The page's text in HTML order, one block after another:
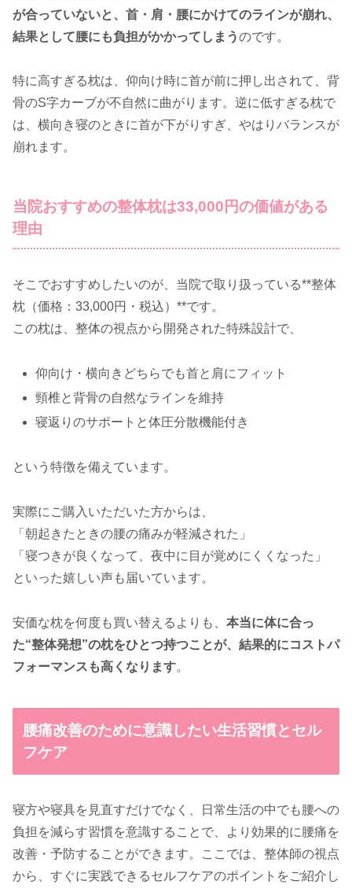
が合っていないと、首・肩・腰にかけてのラインが崩れ、
結果として腰にも負担がかかってしまうのです。
特に高すぎる枕は、仰向け時に首が前に押し出されて、背
骨のS字カーブが不自然に曲がります。逆に低すぎる枕で
は、横向き寝のときに首が下がりすぎ、やはりバランスが
崩れます。
当院おすすめの整体枕は33,000円の価値がある
理由
そこでおすすめしたいのが、当院で取り扱っている**整体
枕（価格：33,000円・税込）**です。
この枕は、整体の視点から開発された特殊設計で、
仰向け・横向きどちらでも首と肩にフィット
頸椎と背骨の自然なラインを維持
寝返りのサポートと体圧分散機能付き
という特徴を備えています。
実際にご購入いただいた方からは、
「朝起きたときの腰の痛みが軽減された」
「寝つきが良くなって、夜中に目が覚めにくくなった」
といった嬉しい声も届いています。
安価な枕を何度も買い替えるよりも、 本当に体に合っ
た“整体発想”の枕をひとつ持つことが、結果的にコストパ
フォーマンスも高くなります。
腰痛改善のために意識したい生活習慣とセル
フケア
寝方や寝具を見直すだけでなく、日常生活の中でも腰への
負担を減らす習慣を意識することで、より効果的に腰痛を
改善・予防することができます。ここでは、整体師の視点
から、すぐに実践できるセルフケアのポイントをご紹介し